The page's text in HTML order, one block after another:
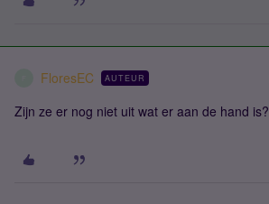
FloresEC AUTEUR
Zijn ze er nog niet uit wat er aan de hand is?